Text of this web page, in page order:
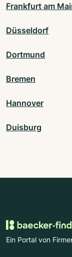
Frankfurt am
Düsseldorf
Dortmund
Bremen
Hannover
Duisburg
Ein Portal von